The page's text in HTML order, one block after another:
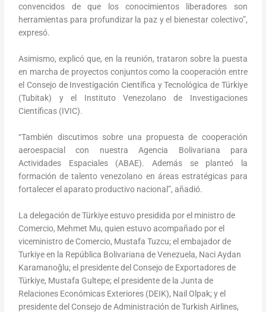
convencidos de que los conocimientos liberadores son
herramientas para profundizar la paz y el bienestar colectivo”,
expresó.
Asimismo, explicó que, en la reunión, trataron sobre la puesta
en marcha de proyectos conjuntos como la cooperación entre
el Consejo de Investigación Científica y Tecnológica de Türkiye
(Tubitak) y el Instituto Venezolano de Investigaciones
Científicas (IVIC).
“También discutimos sobre una propuesta de cooperación
aeroespacial con nuestra Agencia Bolivariana para
Actividades Espaciales (ABAE). Además se planteó la
formación de talento venezolano en áreas estratégicas para
fortalecer el aparato productivo nacional”, añadió.
La delegación de Türkiye estuvo presidida por el ministro de
Comercio, Mehmet Mu, quien estuvo acompañado por el
viceministro de Comercio, Mustafa Tuzcu; el embajador de
Turkiye en la República Bolivariana de Venezuela, Naci Aydan
Karamanoğlu; el presidente del Consejo de Exportadores de
Türkiye, Mustafa Gultepe; el presidente de la Junta de
Relaciones Económicas Exteriores (DEIK), Nail Olpak; y el
presidente del Consejo de Administración de Turkish Airlines,